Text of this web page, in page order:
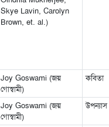
Skye Lavin, Carolyn
Brown, et. al.)
Joy Goswami (জয়
গোস্বামী)
কবিতা
Joy Goswami (জয়
গোস্বামী)
উপন্যাস